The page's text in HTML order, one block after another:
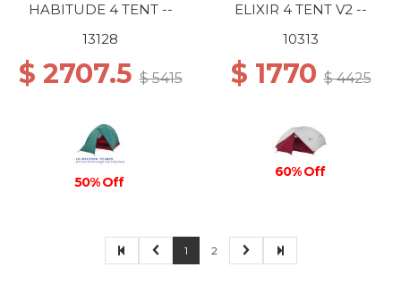
HABITUDE 4 TENT --
13128
$ 2707.5$ 5415
50% Off
ELIXIR 4 TENT V2 --
10313
$ 1770$ 4425
60% Off
1 2